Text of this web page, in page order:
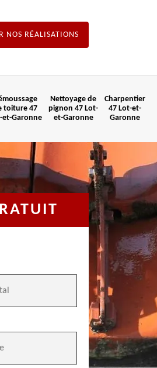
NOS RÉALISATIONS
toiture 47
et-Garonne
Nettoyage de
pignon 47 Lot-
et-Garonne
Charpentier
47 Lot-et-
Garonne